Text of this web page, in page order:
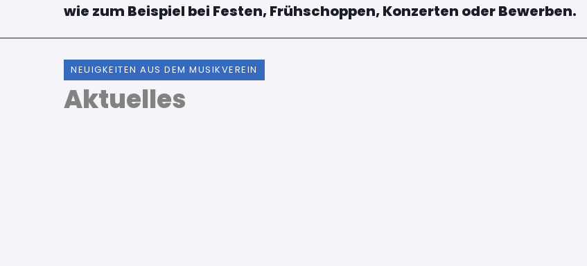
wie zum Beispiel bei Festen, Frühschoppen, Konzerten oder Bewerben.
NEUIGKEITEN AUS DEM MUSIKVEREIN
Aktuelles